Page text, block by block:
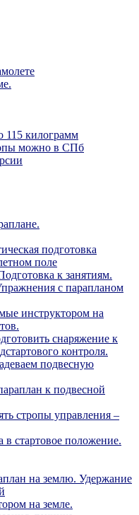
115 килограмм
можно в СПб
подготовка
поле
к занятиям.
с парапланом
инструктором на
снаряжение к
контроля.
подвесную
к подвесной
стропы управления –
в стартовое положение.
на землю. Удержание
на земле.